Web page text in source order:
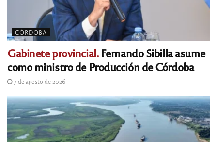
CÓRDOBA
Gabinete provincial.Fernando Sibilla asume
como ministro de Producción de Córdoba
7 de agosto de 2026